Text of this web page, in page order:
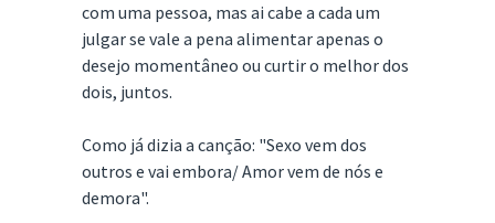
com uma pessoa, mas ai cabe a cada um
julgar se vale a pena alimentar apenas o
desejo momentâneo ou curtir o melhor dos
dois, juntos.
Como já dizia a canção: "Sexo vem dos
outros e vai embora/ Amor vem de nós e
demora".